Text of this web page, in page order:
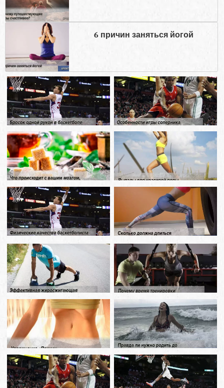
6 причин заняться йогой